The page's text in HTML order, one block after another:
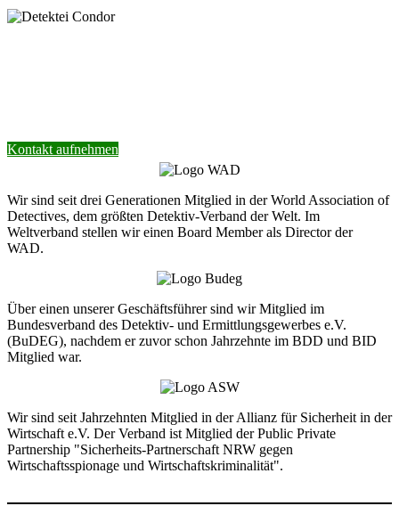
Kontakt aufnehmen
Wir sind seit drei Generationen Mitglied in der World Association of
Detectives, dem größten Detektiv-Verband der Welt. Im
Weltverband stellen wir einen Board Member als Director der
WAD.
Über einen unserer Geschäftsführer sind wir Mitglied im
Bundesverband des Detektiv- und Ermittlungsgewerbes e.V.
(BuDEG), nachdem er zuvor schon Jahrzehnte im BDD und BID
Mitglied war.
Wir sind seit Jahrzehnten Mitglied in der Allianz für Sicherheit in der
Wirtschaft e.V. Der Verband ist Mitglied der Public Private
Partnership "Sicherheits-Partnerschaft NRW gegen
Wirtschaftsspionage und Wirtschaftskriminalität".